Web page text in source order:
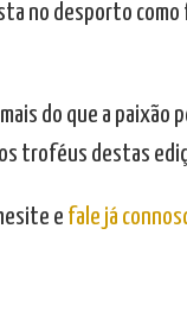
no desporto
mais do que a
troféus destas
e fale já